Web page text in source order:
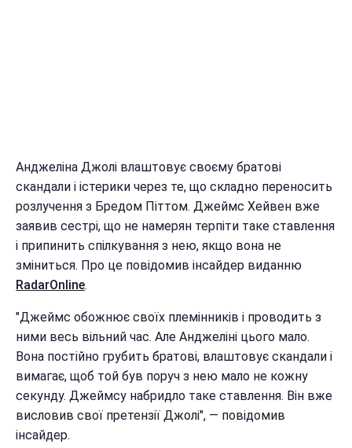
Анджеліна Джолі влаштовує своєму братові
скандали і істерики через те, що складно переносить
розлучення з Бредом Піттом. Джеймс Хейвен вже
заявив сестрі, що не намерян терпіти таке ставлення
і припинить спілкування з нею, якщо вона не
зміниться. Про це повідомив інсайдер виданню
RadarOnline.
"Джеймс обожнює своїх племінників і проводить з
ними весь вільний час. Але Анджеліні цього мало.
Вона постійно грубить братові, влаштовує скандали і
вимагає, щоб той був поруч з нею мало не кожну
секунду. Джеймсу набридло таке ставлення. Він вже
висловив свої претензії Джолі", — повідомив
інсайдер.